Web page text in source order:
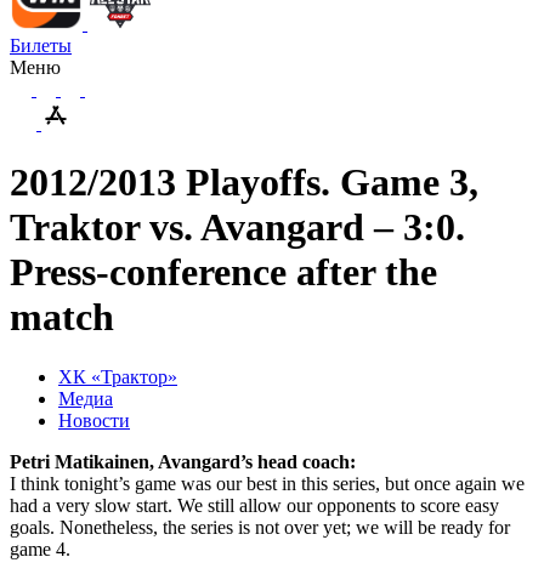
Билеты
Меню
2012/2013 Playoffs. Game 3,
Traktor vs. Avangard – 3:0.
Press-conference after the
match
ХК «Трактор»
Медиа
Новости
Petri Matikainen, Avangard’s head coach:
I think tonight’s game was our best in this series, but once again we
had a very slow start. We still allow our opponents to score easy
goals. Nonetheless, the series is not over yet; we will be ready for
game 4.